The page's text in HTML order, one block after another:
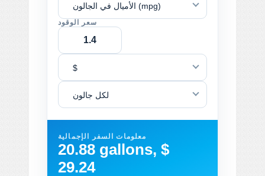
الأميال في الجالون (mpg)
سعر الوقود
$
لكل جالون
معلومات السفر الإجمالية
20.88 gallons, $
29.24